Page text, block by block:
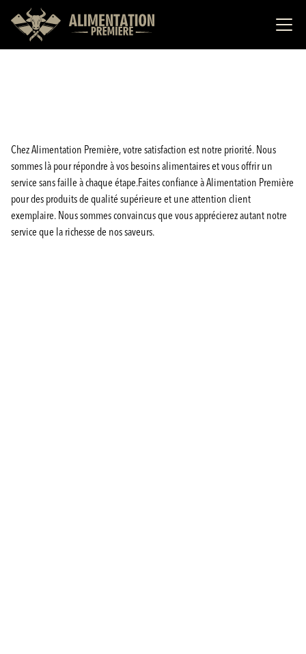
Chez Alimentation Première, votre satisfaction est notre priorité. Nous
sommes là pour répondre à vos besoins alimentaires et vous offrir un
service sans faille à chaque étape.Faites confiance à Alimentation Première
pour des produits de qualité supérieure et une attention client
exemplaire. Nous sommes convaincus que vous apprécierez autant notre
service que la richesse de nos saveurs.